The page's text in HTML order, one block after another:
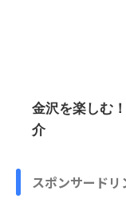
金沢を楽しむ
介
スポンサードリ